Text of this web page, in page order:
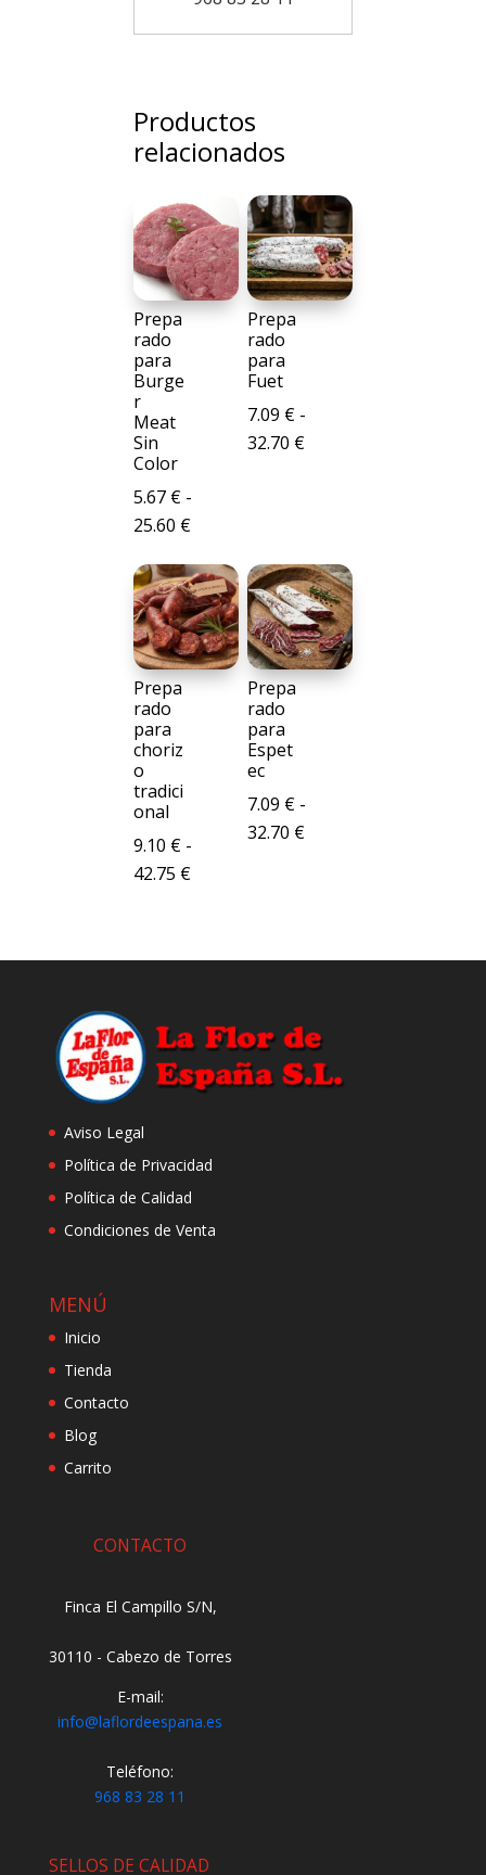
Productos
relacionados
Prepa
rado
para
Burge
r
Meat
Sin
Color
5.67 € -
25.60 €Rango
precios:
desde
5.67 €
hasta
Prepa
rado
para
Fuet
7.09 € -
32.70 €Rango
hasta
32.70 €
Prepa
rado
para
choriz
o
tradici
onal
9.10 € -
42.75 €Rango
desde
42.75 €
Prepa
rado
para
Espet
ec
7.09 € -
32.70 €Rango
Aviso Legal
Política de Privacidad
Política de Calidad
Condiciones de Venta
MENÚ
Inicio
Tienda
Contacto
Blog
Carrito
CONTACTO
Finca El Campillo S/N,
30110 - Cabezo de Torres
E-mail:
info@laflordeespana.es
Teléfono:
968 83 28 11
SELLOS DE CALIDAD